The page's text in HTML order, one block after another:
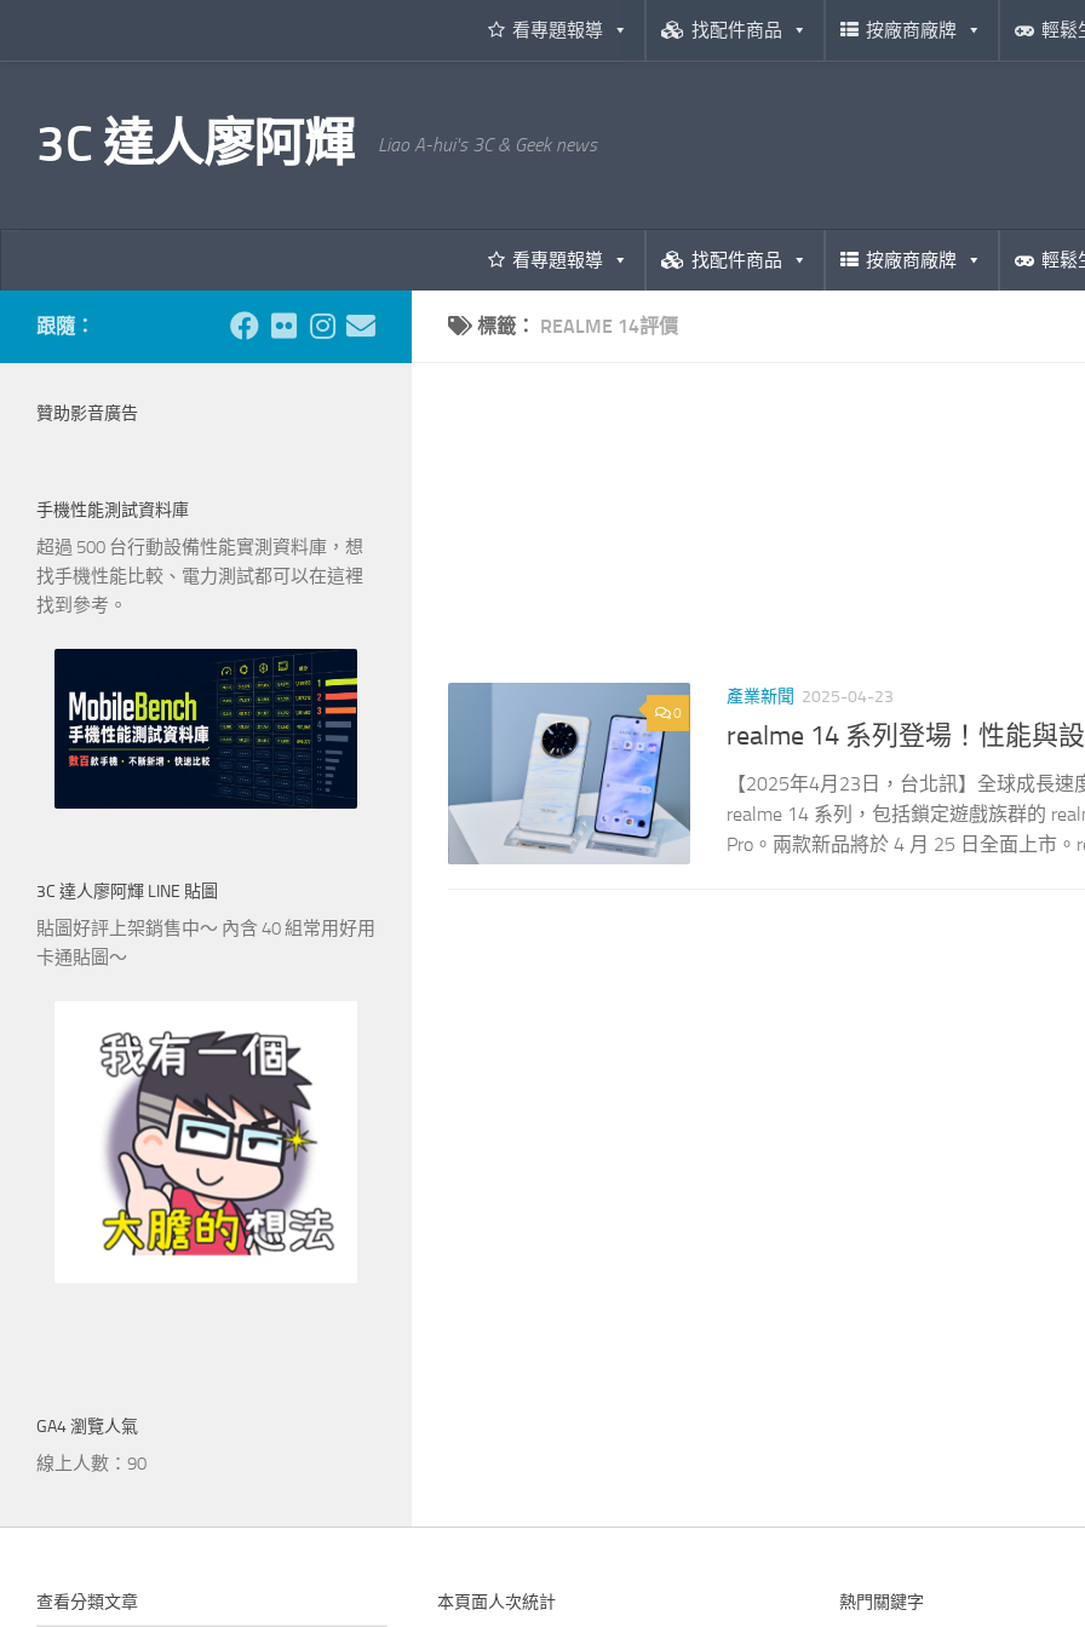
看專題報導 找配件商品 按廠商廠牌 輕鬆
3C 達人廖阿輝 Liao A-hui's 3C & Geek news
看專題報導 找配件商品 按廠商廠牌 輕鬆
標籤： REALME 14評價
0
產業新聞 2025-04-23
realme 14 系列登場！性能與
【2025年4月23日，台北訊】全球成長
realme 14 系列，包括鎖定遊戲族群的
Pro。兩款新品將於 4 月 25 日全面上市。
跟隨：
贊助影音廣告
手機性能測試資料庫
超過 500 台行動設備性能實測資料庫，想
找手機性能比較、電力測試都可以在這裡
找到參考。
3C 達人廖阿輝 LINE 貼圖
貼圖好評上架銷售中～ 內含 40 組常用好用
卡通貼圖～
GA4 瀏覽人氣
線上人數：90
查看分類文章 本頁面人次統計 熱門關鍵字